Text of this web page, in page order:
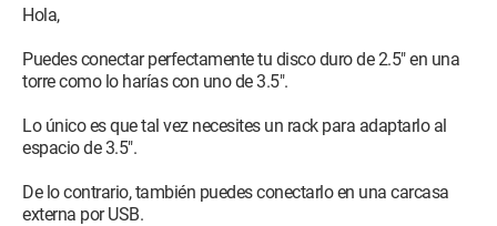
Hola,
Puedes conectar perfectamente tu disco duro de 2.5" en una
torre como lo harías con uno de 3.5".
Lo único es que tal vez necesites un rack para adaptarlo al
espacio de 3.5".
De lo contrario, también puedes conectarlo en una carcasa
externa por USB.